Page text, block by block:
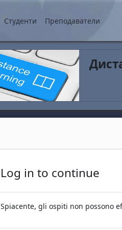
Студенти Преподаватели
Log in to continue
Spiacente, gli ospiti non possono